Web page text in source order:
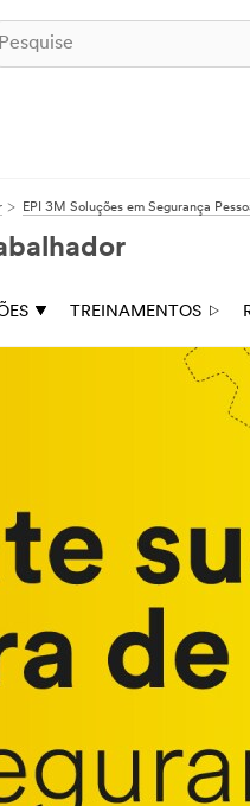
EPI 3M Soluções em Segurança
TREINAMENTOS